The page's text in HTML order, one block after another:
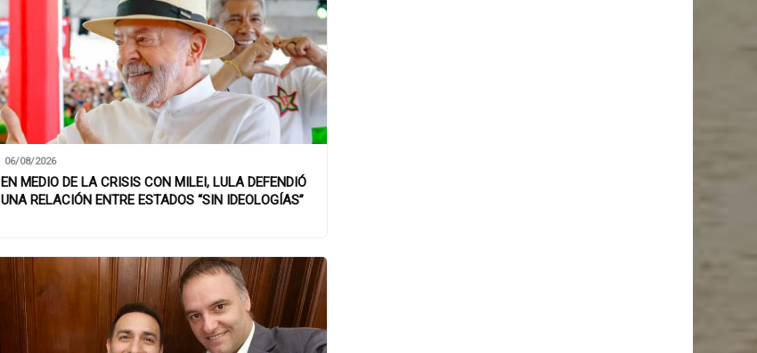
06/08/2026
EN MEDIO DE LA CRISIS CON MILEI, LULA DEFENDIÓ
UNA RELACIÓN ENTRE ESTADOS “SIN IDEOLOGÍAS”